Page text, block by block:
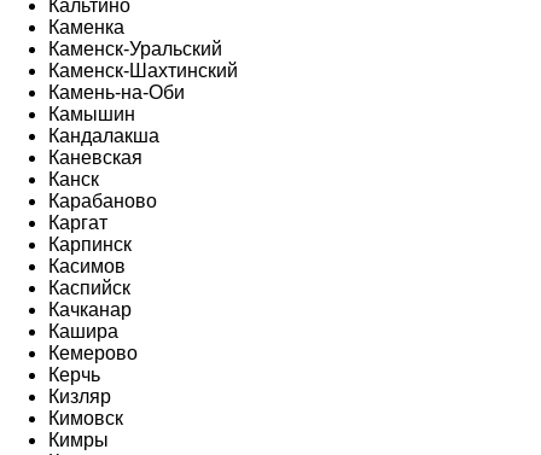
Кальтино
Каменка
Каменск-Уральский
Каменск-Шахтинский
Камень-на-Оби
Камышин
Кандалакша
Каневская
Канск
Карабаново
Каргат
Карпинск
Касимов
Каспийск
Качканар
Кашира
Кемерово
Керчь
Кизляр
Кимовск
Кимры